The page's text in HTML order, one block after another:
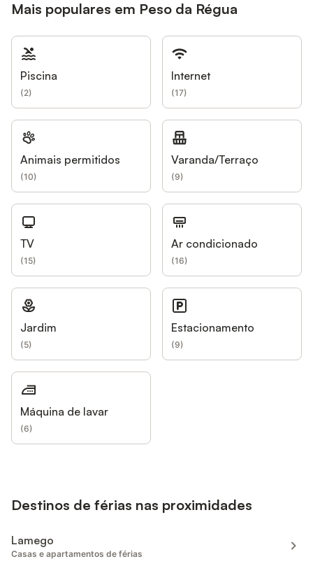
Mais populares em Peso da Régua
Piscina
(2)
Internet
(17)
Animais permitidos
(10)
Varanda/Terraço
(9)
TV
(15)
Ar condicionado
(16)
Jardim
(5)
Estacionamento
(9)
Máquina de lavar
(6)
Destinos de férias nas proximidades
Lamego
Casas e apartamentos de férias